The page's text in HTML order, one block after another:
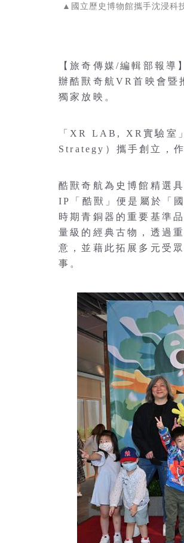
▲國立歷史博物館攜手沈浸科
【旅奇傳媒/編輯部報
辦酷獸奇航VR首映會
獨家放映。
「XR LAB, XR實驗室
Strategy）攜手創立，
酷獸奇航為史博館精選
IP「酷獸」便是屬於「
時期青銅器的重要基準
量級的經典古物，透過
意，並藉此拓展多元受
事。